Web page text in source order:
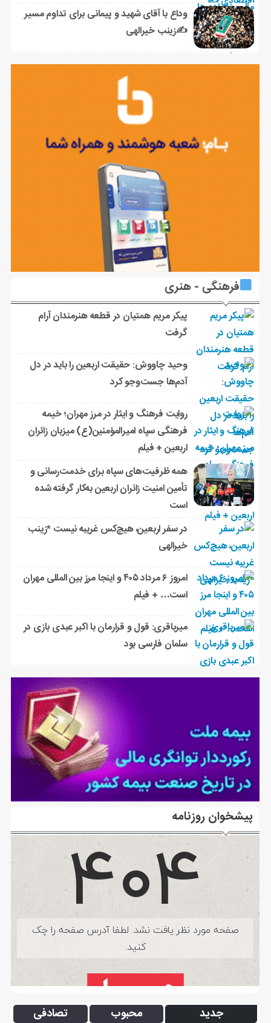
وداع با آقای شهید و پیمانی برای تداوم مسیر
✍زینب خیرالهی
فرهنگی - هنری
پیکر مریم همتیان در قطعه هنرمندان آرام
گرفت
وحید چاووش: حقیقت اربعین را باید در دل
آدم‌ها جست‌وجو کرد
روایت فرهنگ و ایثار در مرز مهران؛ خیمه
فرهنگی سپاه امیرالمؤمنین(ع) میزبان زائران
اربعین + فیلم
همه ظرفیت‌های سپاه برای خدمت‌رسانی و
تأمین امنیت زائران اربعین به‌کار گرفته شده
است
در سفر اربعین، هیچ‌کس غریبه نیست *زینب
خیرالهی
امروز ۶ مرداد ۴۰۵ و اینجا مرز بین المللی مهران
است… + فیلم
میرباقری: قول و قرارمان با اکبر عبدی بازی در
سلمان فارسی بود
پیشخوان روزنامه
جدید محبوب تصادفی